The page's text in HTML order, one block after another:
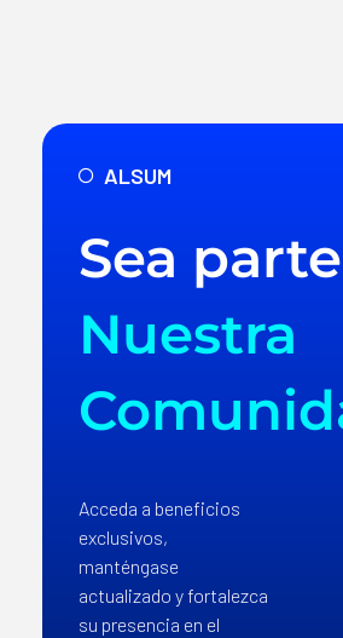
ALSUM
Sea
Nuestra
Acceda a beneficios
exclusivos,
manténgase
actualizado y fortalezca
su presencia en el